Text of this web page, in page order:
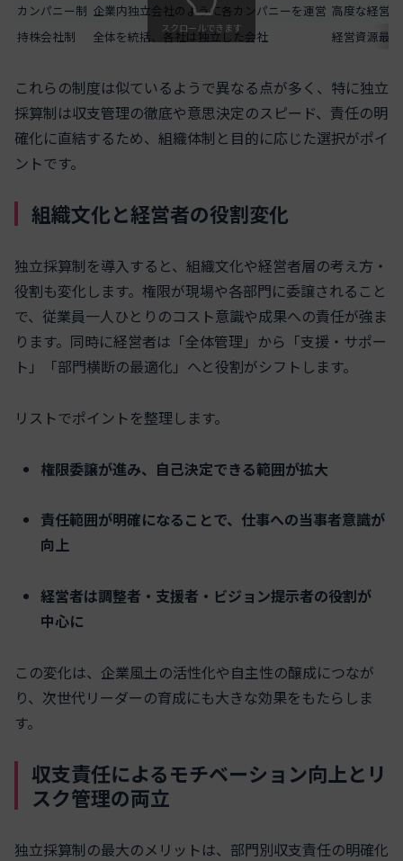
カンパニー制 企業内独立会社のように各カンパニーを運営 高度な経営
持株会社制
全体を統括、各社は独立した会社 経営資源最
スクロールできます
これらの制度は似ているようで異なる点が多く、特に独立
採算制は収支管理の徹底や意思決定のスピード、責任の明
確化に直結するため、組織体制と目的に応じた選択がポイ
ントです。
組織文化と経営者の役割変化
独立採算制を導入すると、組織文化や経営者層の考え方・
役割も変化します。権限が現場や各部門に委譲されること
で、従業員一人ひとりのコスト意識や成果への責任が強ま
ります。同時に経営者は「全体管理」から「支援・サポー
ト」「部門横断の最適化」へと役割がシフトします。
リストでポイントを整理します。
権限委譲が進み、自己決定できる範囲が拡大
責任範囲が明確になることで、仕事への当事者意識が
向上
経営者は調整者・支援者・ビジョン提示者の役割が
中心に
この変化は、企業風土の活性化や自主性の醸成につなが
り、次世代リーダーの育成にも大きな効果をもたらしま
す。
収支責任によるモチベーション向上とリ
スク管理の両立
独立採算制の最大のメリットは、部門別収支責任の明確化